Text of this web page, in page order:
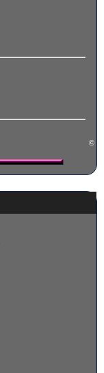
©